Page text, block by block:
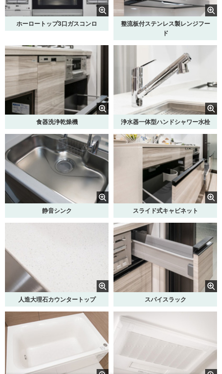
ホーロートップ3口ガスコンロ
整流板付ステンレス製レンジフー
ド
食器洗浄乾燥機 浄水器一体型ハンドシャワー水栓
静音シンク スライド式キャビネット
人造大理石カウンタートップ スパイスラック